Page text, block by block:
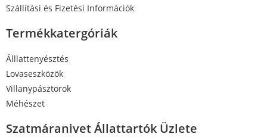
Szállítási és Fizetési Információk
Termékkatergóriák
Álllattenyésztés
Lovaseszközök
Villanypásztorok
Méhészet
Szatmáranivet Állattartók Üzlete